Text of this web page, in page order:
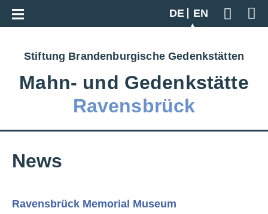
DE
EN
Geben
Go back to overview
Stiftung Brandenburgische Gedenkstätten
Mahn‑ und Gedenkstätte
Ravensbrück
News
Ravensbrück Memorial Museum